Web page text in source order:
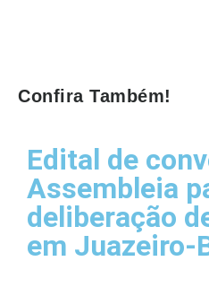
Confira Também!
Edital de
Assembleia
deliberação
em Juazeiro-